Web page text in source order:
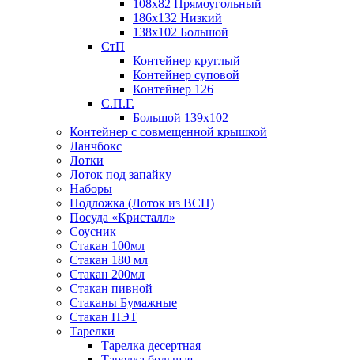
108х82 Прямоугольный
186х132 Низкий
138х102 Большой
СтП
Контейнер круглый
Контейнер суповой
Контейнер 126
С.П.Г.
Большой 139х102
Контейнер с совмещенной крышкой
Ланчбокс
Лотки
Лоток под запайку
Наборы
Подложка (Лоток из ВСП)
Посуда «Кристалл»
Соусник
Стакан 100мл
Стакан 180 мл
Стакан 200мл
Стакан пивной
Стаканы Бумажные
Стакан ПЭТ
Тарелки
Тарелка десертная